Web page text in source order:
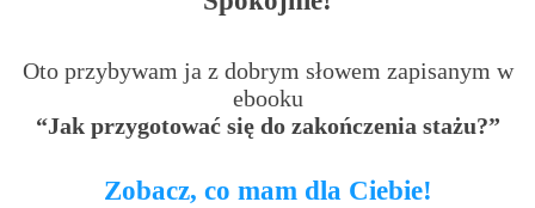
Oto przybywam ja z dobrym słowem zapisanym w
ebooku
“Jak przygotować się do zakończenia stażu?”
Zobacz, co mam dla Ciebie!